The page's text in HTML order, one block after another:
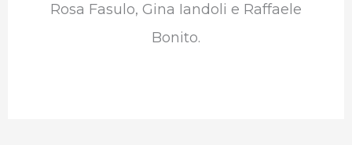
Rosa Fasulo, Gina Iandoli e Raffaele
Bonito.